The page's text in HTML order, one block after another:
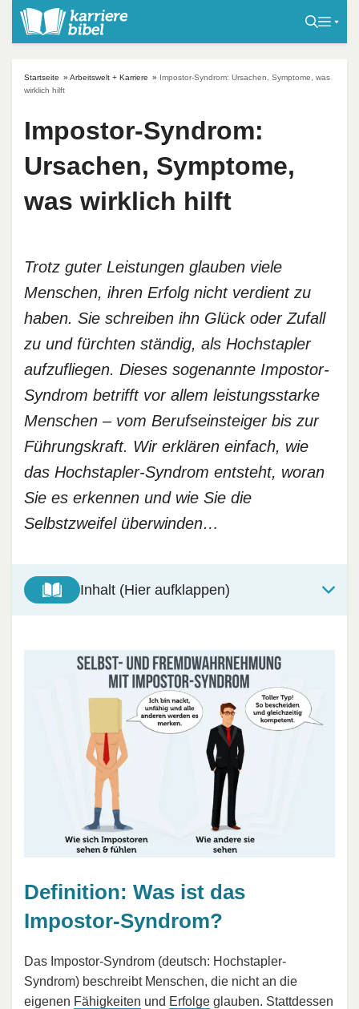
Startseite » Arbeitswelt + Karriere » Impostor-Syndrom: Ursachen, Symptome, was
wirklich hilft
Impostor-Syndrom:
Ursachen, Symptome,
was wirklich hilft
Trotz guter Leistungen glauben viele
Menschen, ihren Erfolg nicht verdient zu
haben. Sie schreiben ihn Glück oder Zufall
zu und fürchten ständig, als Hochstapler
aufzufliegen. Dieses sogenannte Impostor-
Syndrom betrifft vor allem leistungsstarke
Menschen – vom Berufseinsteiger bis zur
Führungskraft. Wir erklären einfach, wie
das Hochstapler-Syndrom entsteht, woran
Sie es erkennen und wie Sie die
Selbstzweifel überwinden…
Inhalt (Hier aufklappen)
Definition: Was ist das
Impostor-Syndrom?
Das Impostor-Syndrom (deutsch: Hochstapler-
Syndrom) beschreibt Menschen, die nicht an die
eigenen Fähigkeiten und Erfolge glauben. Stattdessen